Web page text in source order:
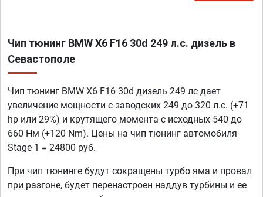
Чип тюнинг BMW X6 F16 30d 249 л.с. дизель в
Севастополе
Чип тюнинг BMW X6 F16 30d дизель 249 лс дает
увеличение мощности с заводских 249 до 320 л.с. (+71
hp или 29%) и крутящего момента с исходных 540 до
660 Нм (+120 Nm). Цены на чип тюнинг автомобиля
Stage 1 = 24800 руб.
При чип тюнинге будут сокращены турбо яма и провал
при разгоне, будет перенастроен наддув турбины и ее